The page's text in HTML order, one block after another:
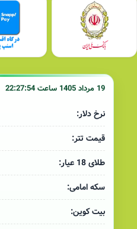
19 مرداد 1405 ساعت 22:27:54
نرخ دلار:
قیمت تتر:
طلای 18 عیار:
سکه امامی:
بیت کوین: